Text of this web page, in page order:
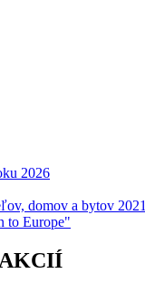
2026
domov a bytov 2021
to Europe"